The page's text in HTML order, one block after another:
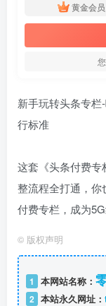
黄金会员
新手玩转头条专
行标准
这套《头条付费
整流程全打通，你
付费专栏，成为
© 版权声明
1 本网站名称：
2 本站永久网址：